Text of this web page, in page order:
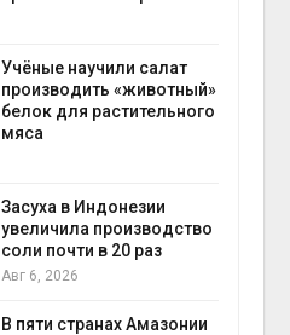
Учёные научили салат
производить «животный»
белок для растительного
мяса
Засуха в Индонезии
увеличила производство
соли почти в 20 раз
Авг 6, 2026
В пяти странах Амазонии